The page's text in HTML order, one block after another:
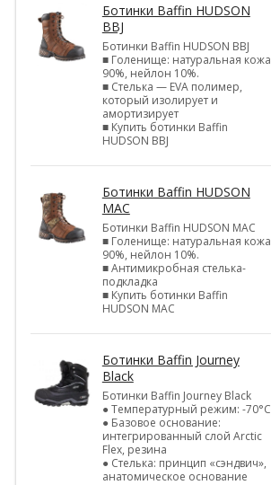
Ботинки Baffin HUDSON
BBJ
Ботинки Baffin HUDSON BBJ
■ Голенище: натуральная кожа
90%, нейлон 10%.
■ Стелька — EVA полимер,
который изолирует и
амортизирует
■ Купить ботинки Baffin
HUDSON BBJ
Ботинки Baffin HUDSON
MAC
Ботинки Baffin HUDSON MAC
■ Голенище: натуральная кожа
90%, нейлон 10%.
■ Антимикробная стелька-
подкладка
■ Купить ботинки Baffin
HUDSON MAC
Ботинки Baffin Journey
Black
Ботинки Baffin Journey Black
● Температурный режим: -70°С
● Базовое основание:
интегрированный слой Arctic
Flex, резина
● Стелька: принцип «сэндвич»,
анатомическое основание